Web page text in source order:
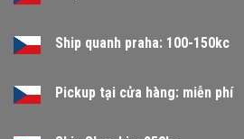
Ship quanh praha: 100-150kc
Pickup tại cửa hàng: miễn phí